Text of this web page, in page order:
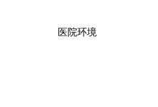
医院环境